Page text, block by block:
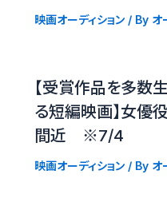
映画オーディション/ By オ
【受賞作品を多数
る短編映画】女優
間近 ※7/4
映画オーディション/ By オ